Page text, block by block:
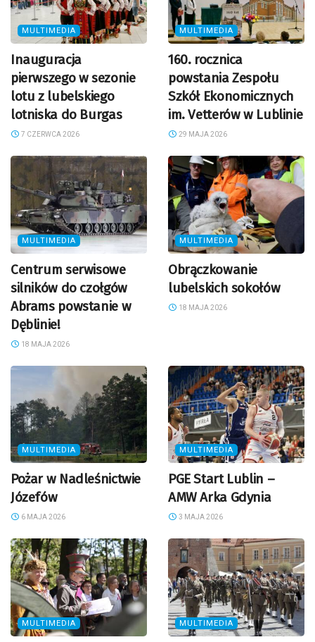
MULTIMEDIA
Inauguracja
pierwszego w sezonie
lotu z lubelskiego
lotniska do Burgas
7 CZERWCA 2026
MULTIMEDIA
160. rocznica
powstania Zespołu
Szkół Ekonomicznych
im. Vetterów w Lublinie
29 MAJA 2026
MULTIMEDIA
Centrum serwisowe
silników do czołgów
Abrams powstanie w
Dęblinie!
18 MAJA 2026
MULTIMEDIA
Obrączkowanie
lubelskich sokołów
18 MAJA 2026
MULTIMEDIA
Pożar w Nadleśnictwie
Józefów
6 MAJA 2026
MULTIMEDIA
PGE Start Lublin –
AMW Arka Gdynia
3 MAJA 2026
MULTIMEDIA MULTIMEDIA